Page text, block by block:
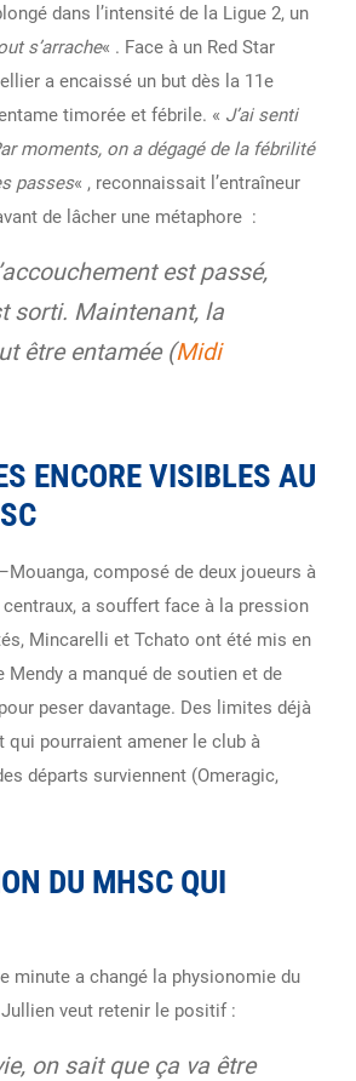
dans l’intensité de la Ligue 2, un
s’arrache« . Face à un Red Star
a encaissé un but dès la 11e
timorée et fébrile. « J’ai senti
moments, on a dégagé de la fébrilité
passes« , reconnaissait l’entraîneur
de lâcher une métaphore :
est passé,
sorti. Maintenant, la
être entamée (Midi
ENCORE VISIBLES AU
composé de deux joueurs à
centraux, a souffert face à la pression
Mincarelli et Tchato ont été mis en
a manqué de soutien et de
peser davantage. Des limites déjà
qui pourraient amener le club à
départs surviennent (Omeragic,
DU MHSC QUI
minute a changé la physionomie du
veut retenir le positif :
on sait que ça va être